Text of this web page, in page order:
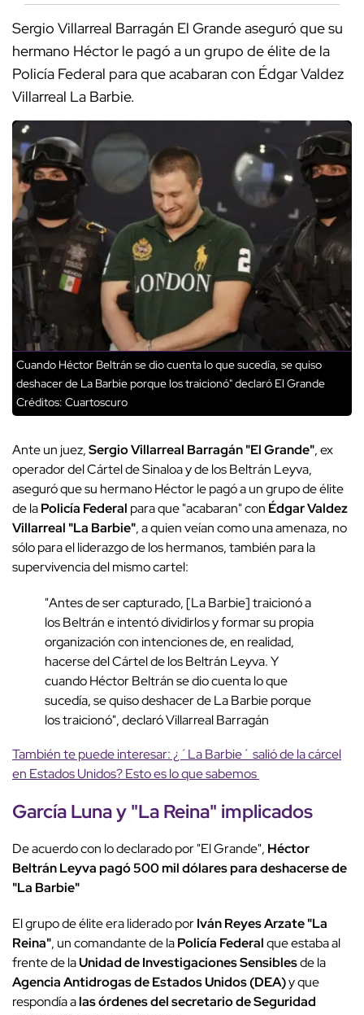
Sergio Villarreal Barragán El Grande aseguró que su
hermano Héctor le pagó a un grupo de élite de la
Policía Federal para que acabaran con Édgar Valdez
Villarreal La Barbie.
Cuando Héctor Beltrán se dio cuenta lo que sucedía, se quiso
deshacer de La Barbie porque los traicionó" declaró El Grande
Créditos: Cuartoscuro
Ante un juez,Sergio Villarreal Barragán "El Grande", ex
operador del Cártel de Sinaloa y de los Beltrán Leyva,
aseguró que su hermano Héctor le pagó a un grupo de élite
de laPolicía Federal para que "acabaran" con Édgar Valdez
Villarreal "La Barbie", a quien veían como una amenaza, no
sólo para el liderazgo de los hermanos, también para la
supervivencia del mismo cartel:
"Antes de ser capturado, [La Barbie] traicionó a
los Beltrán e intentó dividirlos y formar su propia
organización con intenciones de, en realidad,
hacerse del Cártel de los Beltrán Leyva. Y
cuando Héctor Beltrán se dio cuenta lo que
sucedía, se quiso deshacer de La Barbie porque
los traicionó", declaró Villarreal Barragán
También te puede interesar: ¿´La Barbie´ salió de la cárcel
en Estados Unidos? Esto es lo que sabemos
García Luna y "La Reina" implicados
De acuerdo con lo declarado por "El Grande", Héctor
Beltrán Leyva pagó 500 mil dólares para deshacerse de
"La Barbie"
El grupo de élite era liderado porIván Reyes Arzate "La
Reina", un comandante de laPolicía Federalque estaba al
frente de laUnidad de Investigaciones Sensiblesde la
Agencia Antidrogas de Estados Unidos (DEA)y que
respondía alas órdenes del secretario de Seguridad